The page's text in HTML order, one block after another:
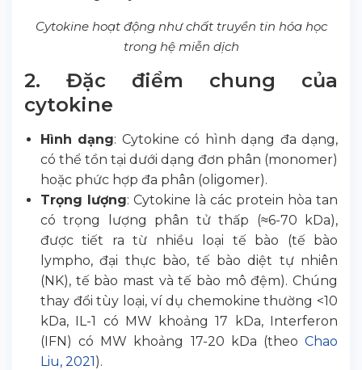
Cytokine hoạt động như chất truyền tin hóa học
trong hệ miễn dịch
2. Đặc điểm chung của
cytokine
Hình dạng: Cytokine có hình dạng đa dạng,
có thể tồn tại dưới dạng đơn phân (monomer)
hoặc phức hợp đa phân (oligomer).
Trọng lượng: Cytokine là các protein hòa tan
có trọng lượng phân tử thấp (≈6-70 kDa),
được tiết ra từ nhiều loại tế bào (tế bào
lympho, đại thực bào, tế bào diệt tự nhiên
(NK), tế bào mast và tế bào mô đệm). Chúng
thay đổi tùy loại, ví dụ chemokine thường <10
kDa, IL-1 có MW khoảng 17 kDa, Interferon
(IFN) có MW khoảng 17-20 kDa (theo Chao
Liu, 2021).